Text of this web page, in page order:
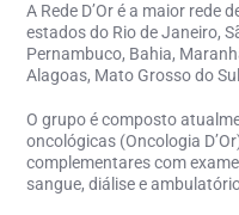
A Rede D’Or é a maior rede
estados do Rio de Janeiro,
Pernambuco, Bahia,
Alagoas, Mato Grosso do
O grupo é composto
oncológicas (Oncologia
complementares com
sangue, diálise e